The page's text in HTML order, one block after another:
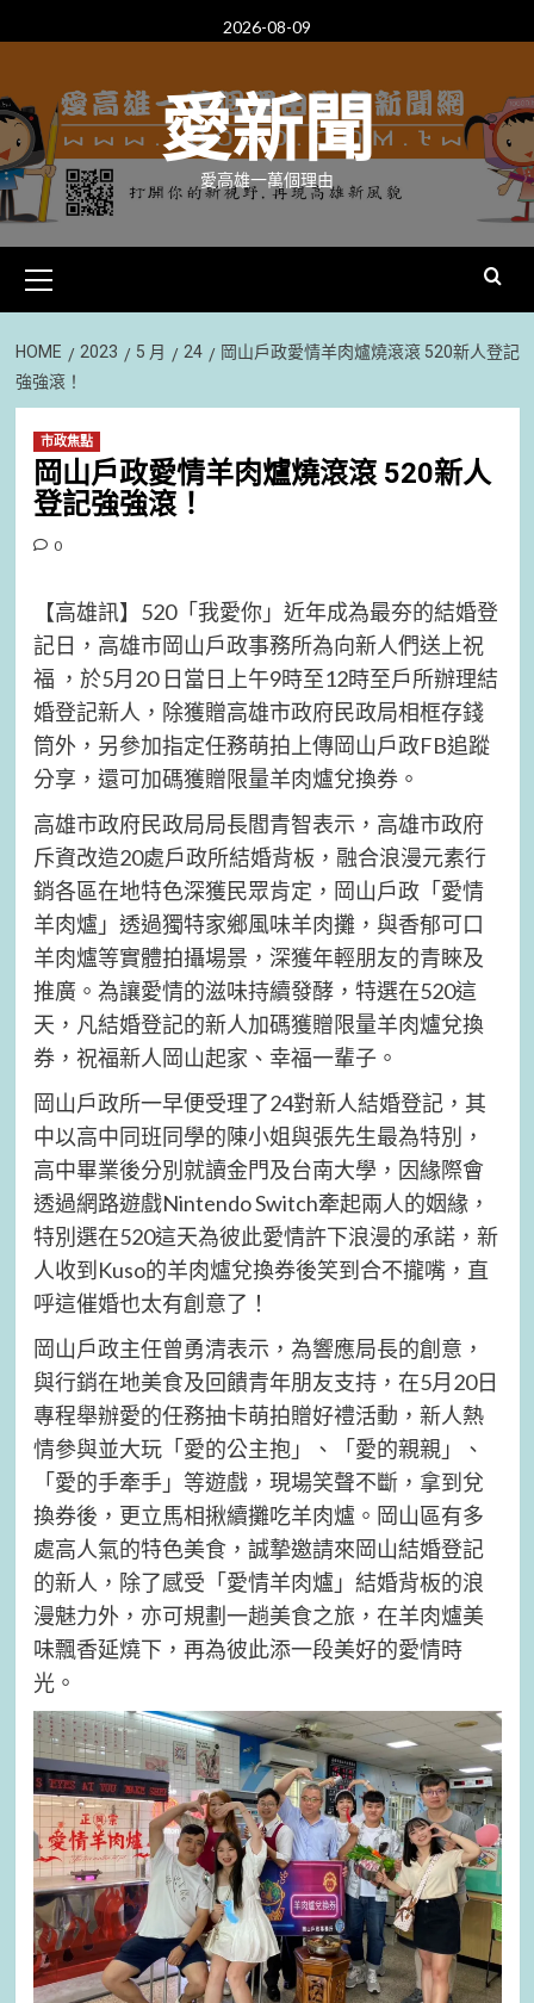
to
2026-08-09
愛新聞
愛高雄一萬個理由
Menu
HOME 2023 5 月 24
岡山戶政愛情羊肉爐燒滾滾 520新人登記
強強滾！
市政焦點
岡山戶政愛情羊肉爐燒滾滾 520新人
登記強強滾！
0
【高雄訊】520「我愛你」近年成為最夯的結婚登
記日，高雄市岡山戶政事務所為向新人們送上祝
福 ，於5月20 日當日上午9時至12時至戶所辦理結
婚登記新人，除獲贈高雄市政府民政局相框存錢
筒外，另參加指定任務萌拍上傳岡山戶政FB追蹤
分享，還可加碼獲贈限量羊肉爐兌換券。
高雄市政府民政局局長閻青智表示，高雄市政府
斥資改造20處戶政所結婚背板，融合浪漫元素行
銷各區在地特色深獲民眾肯定，岡山戶政「愛情
羊肉爐」透過獨特家鄉風味羊肉攤，與香郁可口
羊肉爐等實體拍攝場景，深獲年輕朋友的青睞及
推廣。為讓愛情的滋味持續發酵，特選在520這
天，凡結婚登記的新人加碼獲贈限量羊肉爐兌換
券，祝福新人岡山起家、幸福一輩子。
岡山戶政所一早便受理了24對新人結婚登記，其
中以高中同班同學的陳小姐與張先生最為特別，
高中畢業後分別就讀金門及台南大學，因緣際會
透過網路遊戲Nintendo Switch牽起兩人的姻緣，
特別選在520這天為彼此愛情許下浪漫的承諾，新
人收到Kuso的羊肉爐兌換券後笑到合不攏嘴，直
呼這催婚也太有創意了！
岡山戶政主任曾勇清表示，為響應局長的創意，
與行銷在地美食及回饋青年朋友支持，在5月20日
專程舉辦愛的任務抽卡萌拍贈好禮活動，新人熱
情參與並大玩「愛的公主抱」、「愛的親親」、
「愛的手牽手」等遊戲，現場笑聲不斷，拿到兌
換券後，更立馬相揪續攤吃羊肉爐。岡山區有多
處高人氣的特色美食，誠摯邀請來岡山結婚登記
的新人，除了感受「愛情羊肉爐」結婚背板的浪
漫魅力外，亦可規劃一趟美食之旅，在羊肉爐美
味飄香延燒下，再為彼此添一段美好的愛情時
光。